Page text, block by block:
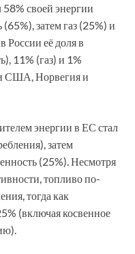
своей энергии
затем газ (25%) и
России её доля в
11% (газ) и 1%
США, Норвегия и
энергии в ЕС стал
затем
(25%). Несмотря
топливо по-
тогда как
(включая косвенное